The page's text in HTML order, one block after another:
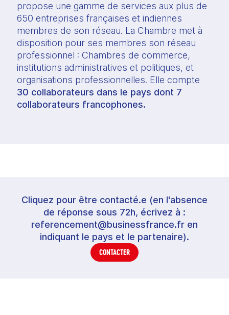
propose une gamme de services aux plus de
650 entreprises françaises et indiennes
membres de son réseau. La Chambre met à
disposition pour ses membres son réseau
professionnel : Chambres de commerce,
institutions administratives et politiques, et
30 collaborateurs dans le pays dont 7
collaborateurs francophones.
Cliquez pour être contacté.e (en l'absence
de réponse sous 72h, écrivez à :
referencement@businessfrance.fr en
indiquant le pays et le partenaire).
CONTACTER